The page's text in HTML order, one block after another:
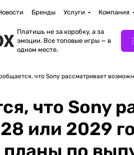
Бренды Услуги Компания
Платишь не за коробку, а за
эмоции. Все топовые игры — в
одном месте.
что Sony рассматривает
что Sony
или 2029